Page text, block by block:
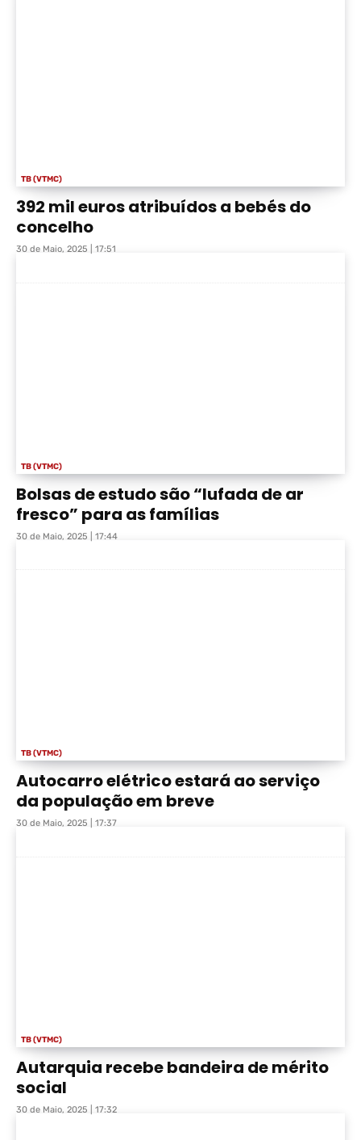
TB (VTMC)
392 mil euros atribuídos a bebés do
concelho
30 de Maio, 2025 | 17:51
TB (VTMC)
Bolsas de estudo são “lufada de ar
fresco” para as famílias
30 de Maio, 2025 | 17:44
TB (VTMC)
Autocarro elétrico estará ao serviço
da população em breve
30 de Maio, 2025 | 17:37
TB (VTMC)
Autarquia recebe bandeira de mérito
social
30 de Maio, 2025 | 17:32